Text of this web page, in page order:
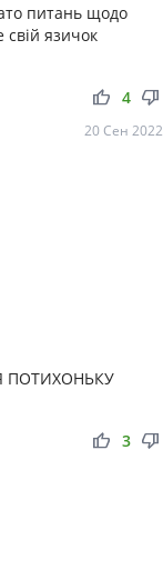
питань щодо
свій язичок
thumb_up thumb_down
4
20 Сен 2022
ПОТИХОНЬКУ
thumb_up thumb_down
3